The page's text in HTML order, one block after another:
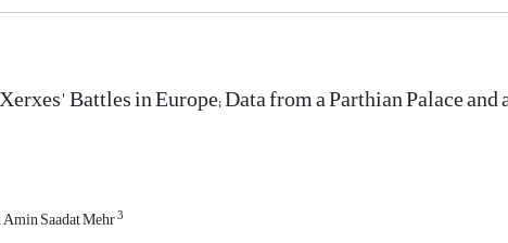
Battles in Europe; Data from a Parthian Palace
Saadat Mehr3